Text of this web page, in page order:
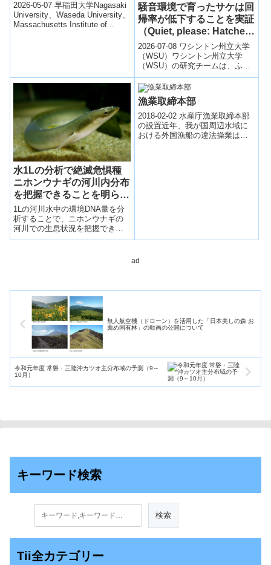
で次世代魚群探査技術の試
験を実施～
2026-05-07 早稲田大学Nagasaki
University、Waseda University、
Massachusetts Institute of...
騒音環境で育ったサケは回
帰率が低下することを実証
（Quiet, please: Hatchery
salmon raised amid
noise are less likely to
return to spawn）
2026-07-08 ワシントン州立大学
（WSU）ワシントン州立大学
（WSU）の研究チームは、ふ化
場で飼育されるサケが人工的な
騒音にさらされると、放流後に
生まれ...
水1Lの分析で絶滅危惧種
ニホンウナギの河川内分布
を把握できることを明らか
にしました
1Lの河川水中の環境DNA量を分
析することで、ニホンウナギの
河川での生息状況を把握できる
ことを世界で初めて明らかにし
漁業取締本部
2018-02-02 水産庁漁業取締本部
の設置近年、我が国周辺水域に
おける外国漁船の違法操業は悪
ad
無人航空機（ドローン）を活用した「日本美しの森 お
薦め国有林」の動画の公開について
令和元年度 常磐・三陸沖カツオ主分布域の予測（9～
10月）
キーワード検索
Tii全カテゴリー